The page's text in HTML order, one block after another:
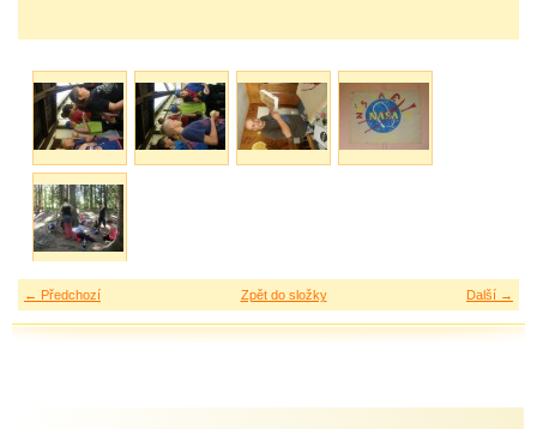
← Předchozí Další →
Zpět do složky